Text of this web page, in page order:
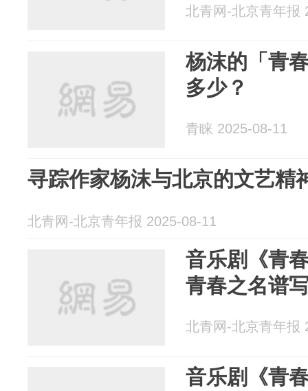
北青网-北京青年报
杨沫的「青
多少？
青睐 2025-08-11
寻踪作家杨沫与北京的文艺精
北青网-北京青年报 2025-08-11
音乐剧《青
青春之名谱
北青网-北京青年报
音乐剧《青